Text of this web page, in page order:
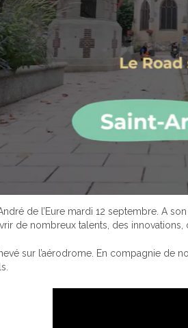
de l’Eure mardi 12 septembre. A
de nombreux talents, des innovations,
sur l’aérodrome. En compagnie de